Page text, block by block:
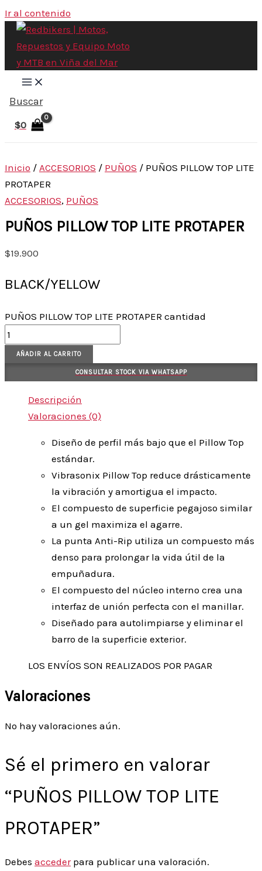
Ir al contenido
Buscar
$0
Inicio / ACCESORIOS / PUÑOS / PUÑOS PILLOW TOP LITE
PROTAPER
ACCESORIOS, PUÑOS
PUÑOS PILLOW TOP LITE PROTAPER
$19.900
BLACK/YELLOW
PUÑOS PILLOW TOP LITE PROTAPER cantidad
AÑADIR AL CARRITO
CONSULTAR STOCK VIA WHATSAPP
Descripción
Valoraciones (0)
Diseño de perfil más bajo que el Pillow Top
estándar.
Vibrasonix Pillow Top reduce drásticamente
la vibración y amortigua el impacto.
El compuesto de superficie pegajoso similar
a un gel maximiza el agarre.
La punta Anti-Rip utiliza un compuesto más
denso para prolongar la vida útil de la
empuñadura.
El compuesto del núcleo interno crea una
interfaz de unión perfecta con el manillar.
Diseñado para autolimpiarse y eliminar el
barro de la superficie exterior.
LOS ENVÍOS SON REALIZADOS POR PAGAR
Valoraciones
No hay valoraciones aún.
Sé el primero en valorar
“PUÑOS PILLOW TOP LITE
PROTAPER”
Debes accederpara publicar una valoración.